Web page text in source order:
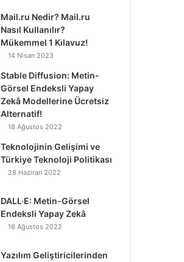
Mail.ru Nedir? Mail.ru
Nasıl Kullanılır?
Mükemmel 1 Kılavuz!
14 Nisan 2023
Stable Diffusion: Metin-
Görsel Endeksli Yapay
Zekâ Modellerine Ücretsiz
Alternatif!
18 Ağustos 2022
Teknolojinin Gelişimi ve
Türkiye Teknoloji Politikası
28 Haziran 2022
DALL·E: Metin-Görsel
Endeksli Yapay Zekâ
16 Ağustos 2022
Yazılım Geliştiricilerinden